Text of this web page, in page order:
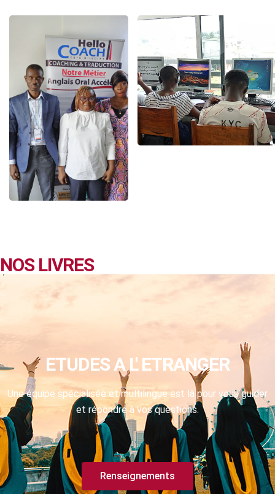
NOS LIVRES
ETUDES A L' ETRANGER
Une équipe spécialisée et multilingue est là pour vous guider
et répondre à vos questions.
Renseignements